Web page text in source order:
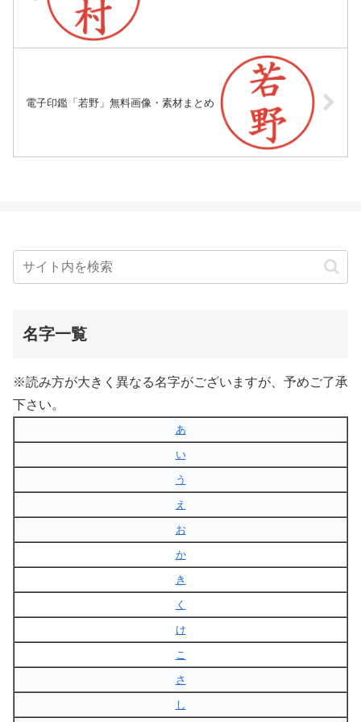
電子印鑑「若野」無料画像・素材まとめ
名字一覧
※読み方が大きく異なる名字がございますが、予めご了承
下さい。
あ
い
う
え
お
か
き
く
け
こ
さ
し